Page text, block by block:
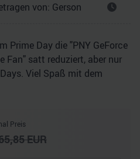
von: Gerson
Prime Day die "PNY GeForce
Fan" satt reduziert, aber nur
Viel Spaß mit dem
Preis
EUR